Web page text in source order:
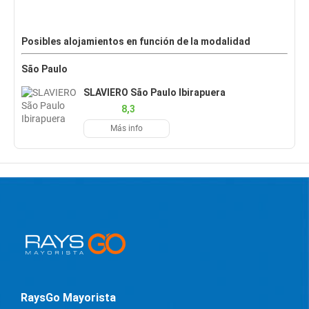
Posibles alojamientos en función de la modalidad
São Paulo
SLAVIERO São Paulo Ibirapuera
8,3
Más info
RaysGo Mayorista